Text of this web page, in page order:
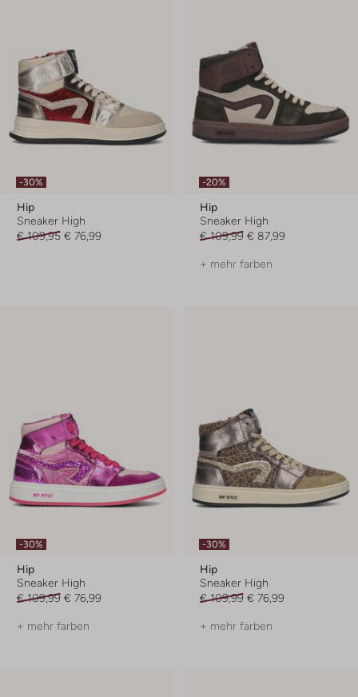
-30%
Hip
Sneaker High
€ 109,95 € 76,99
-20%
Hip
Sneaker High
€ 109,99 € 87,99
+ mehr farben
-30%
Hip
Sneaker High
€ 109,99 € 76,99
+ mehr farben
-30%
Hip
Sneaker High
€ 109,99 € 76,99
+ mehr farben